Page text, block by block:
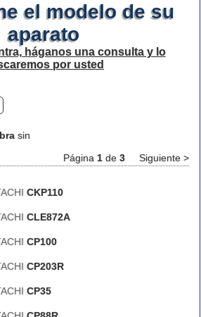
el modelo de su
aparato
háganos una consulta y lo
por usted
sin
Página 1 de 3 Siguiente >
CKP110
CLE872A
CP100
CP203R
CP35